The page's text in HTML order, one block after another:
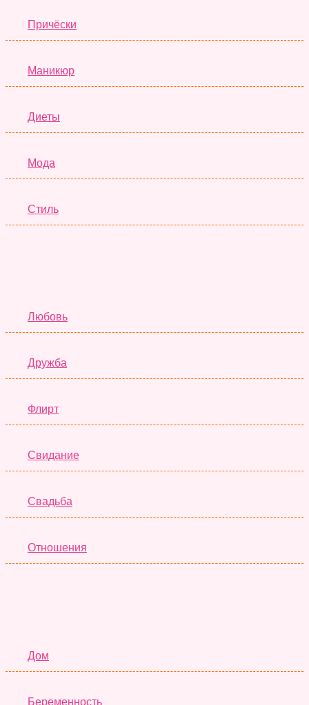
Причёски
Маникюр
Диеты
Мода
Стиль
Любовь
Дружба
Флирт
Свидание
Свадьба
Отношения
Дом
Беременность